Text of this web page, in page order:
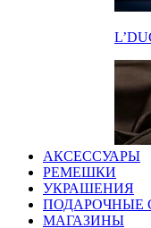
АКСЕССУАРЫ
РЕМЕШКИ
УКРАШЕНИЯ
ПОДАРОЧНЫЕ
МАГАЗИНЫ